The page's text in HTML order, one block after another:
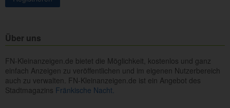
Über uns
FN-Kleinanzeigen.de bietet die Möglichkeit, kostenlos und ganz
einfach Anzeigen zu veröffentlichen und im eigenen Nutzerbereich
auch zu verwalten. FN-Kleinanzeigen.de ist ein Angebot des
Stadtmagazins Fränkische Nacht.